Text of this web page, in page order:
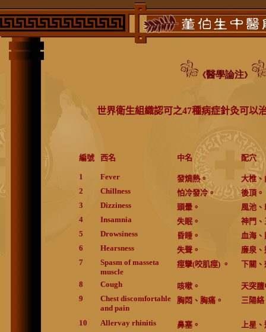
《醫學論注》
世界衛生組織認可之47種病症針灸可以
編號 西名 中名 配穴
1 Fever 發燒熱。
大椎、
2
Chillness 怕冷發冷。
後頂。
3
Dizziness 頭暈。
風池
4
Insamnia 失眠。
神門、
5
Drowsiness 昏睡。
血海、
6
Hearsness 失聲。
廉泉
7
Spasm of masseta
muscle
痙攣(咬肌痙) 。 下關、
8 Cough 咳嗽。
天突
9
Chest discomfortahle
and pain
胸悶、胸痛。 三陽
10 Allervay rhinitis 鼻塞。
上星、